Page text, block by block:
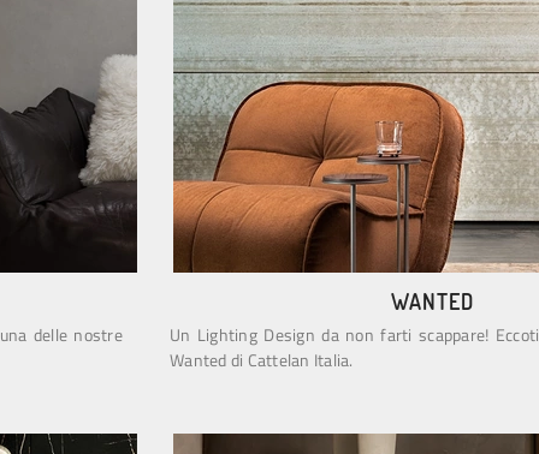
delle nostre
WANTED
Un Lighting Design da non farti scappare!
Wanted di Cattelan Italia.